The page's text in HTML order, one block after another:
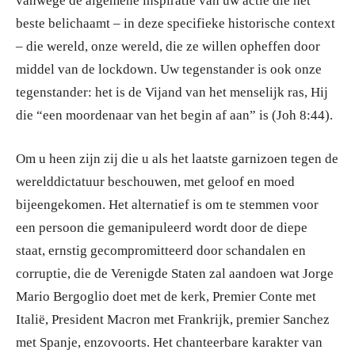
beste belichaamt – in deze specifieke historische context
– die wereld, onze wereld, die ze willen opheffen door
middel van de lockdown. Uw tegenstander is ook onze
tegenstander: het is de Vijand van het menselijk ras, Hij
die “een moordenaar van het begin af aan” is (Joh 8:44).
Om u heen zijn zij die u als het laatste garnizoen tegen de
werelddictatuur beschouwen, met geloof en moed
bijeengekomen. Het alternatief is om te stemmen voor
een persoon die gemanipuleerd wordt door de diepe
staat, ernstig gecompromitteerd door schandalen en
corruptie, die de Verenigde Staten zal aandoen wat Jorge
Mario Bergoglio doet met de kerk, Premier Conte met
Italië, President Macron met Frankrijk, premier Sanchez
met Spanje, enzovoorts. Het chanteerbare karakter van